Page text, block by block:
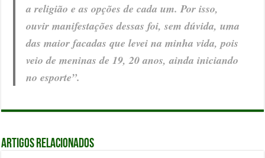
a religião e as opções de cada um. Por isso,
ouvir manifestações dessas foi, sem dúvida, uma
das maior facadas que levei na minha vida, pois
veio de meninas de 19, 20 anos, ainda iniciando
no esporte”.
Artigos relacionados